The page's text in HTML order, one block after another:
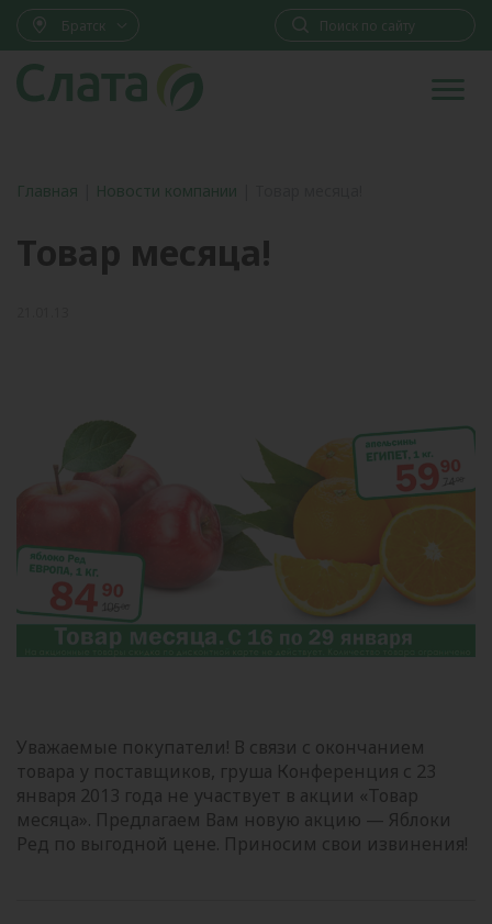
Братск
Главная Новости компании
Товар месяца!
Уважаемые покупатели! В связи с окончанием
товара у поставщиков, груша Конференция с 23
января 2013 года не участвует в акции «Товар
месяца». Предлагаем Вам новую акцию — Яблоки
Ред по выгодной цене. Приносим свои извинения!